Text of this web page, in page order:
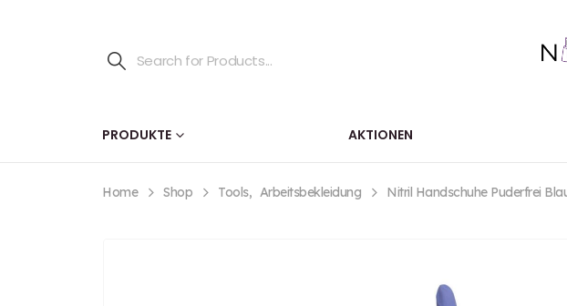
PRODUKTE AKTIONEN
Home Shop Tools, Arbeitsbekleidung Nitril Handschuhe Puderfrei